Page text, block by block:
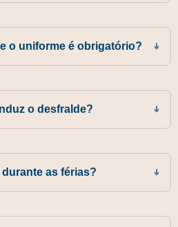
o uniforme é obrigatório?
o desfralde?
as férias?